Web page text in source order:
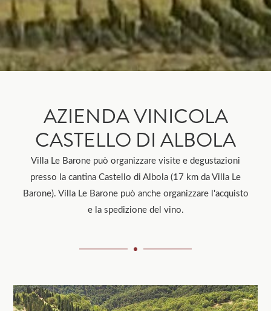
AZIENDA VINICOLA
CASTELLO DI ALBOLA
Villa Le Barone può organizzare visite e degustazioni
presso la cantina Castello di Albola (17 km da Villa Le
Barone). Villa Le Barone può anche organizzare l'acquisto
e la spedizione del vino.